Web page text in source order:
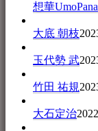
想華UmoPana
大底 朝枝
玉代勢 武
竹田 祐規
大石定治